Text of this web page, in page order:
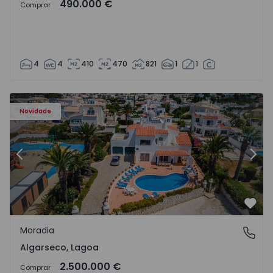
Comprar 490.000 €
4 4 410 470 821 1 1
Novidade
Moradia T6 Lagoa, Algarseco - 1523918 - 51
Anterior
Algarseco, Lagoa
Moradia
Algarseco, Lagoa
Comprar 2.500.000 €